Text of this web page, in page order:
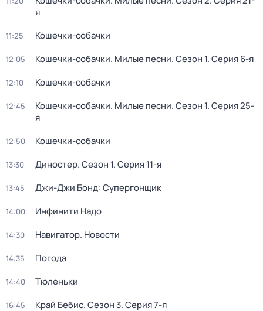
я
11:25 Кошечки-собачки
12:05 Кошечки-собачки. Милые песни. Сезон 1. Серия 6-я
12:10 Кошечки-собачки
12:45 Кошечки-собачки. Милые песни. Сезон 1. Серия 25-
я
12:50 Кошечки-собачки
13:30 Диностер. Сезон 1. Серия 11-я
13:45 Джи-Джи Бонд: Супергонщик
14:00 Инфинити Надо
14:30 Навигатор. Новости
14:35 Погода
14:40 Тюленьки
16:45 Край Бебис. Сезон 3. Серия 7-я